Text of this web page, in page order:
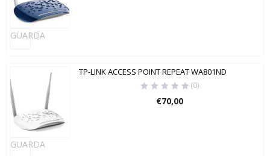
GUARDA
GUARDA
TP-LINK ACCESS POINT REPEAT WA801ND
(0)
€70,00